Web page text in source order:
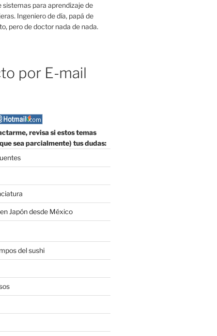
sistemas para aprendizaje de
Ingeniero de día, papá de
pero de doctor nada de nada.
por E-mail
revisa si estos temas
sea parcialmente) tus dudas:
Japón desde México
del sushi